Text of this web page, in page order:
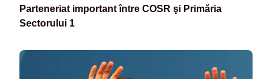
Parteneriat important între COSR şi Primăria
Sectorului 1